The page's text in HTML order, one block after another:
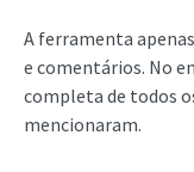
A ferramenta
e comentários. No
completa de todos
mencionaram.